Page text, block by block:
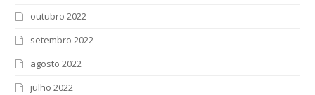
outubro 2022
setembro 2022
agosto 2022
julho 2022